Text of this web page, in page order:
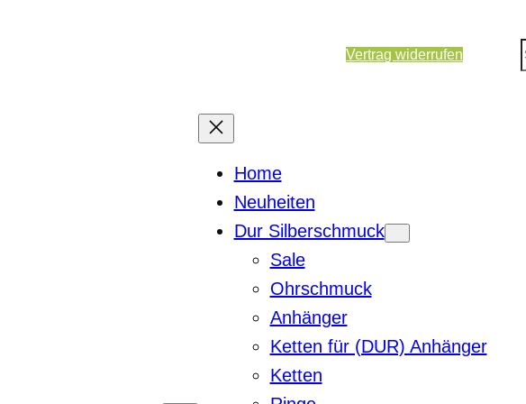
Vertrag widerrufen
Home
Neuheiten
Dur Silberschmuck
Sale
Ohrschmuck
Anhänger
Ketten für (DUR) Anhänger
Ketten